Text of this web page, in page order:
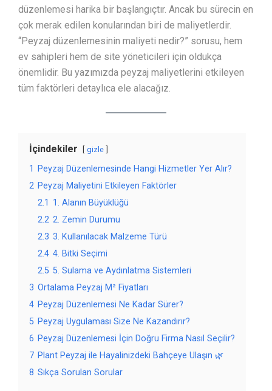
düzenlemesi harika bir başlangıçtır. Ancak bu sürecin en
çok merak edilen konularından biri de maliyetlerdir.
“Peyzaj düzenlemesinin maliyeti nedir?” sorusu, hem
ev sahipleri hem de site yöneticileri için oldukça
önemlidir. Bu yazımızda peyzaj maliyetlerini etkileyen
tüm faktörleri detaylıca ele alacağız.
İçindekiler gizle
1
Peyzaj Düzenlemesinde Hangi Hizmetler Yer Alır?
2 Peyzaj Maliyetini Etkileyen Faktörler
2.1 1. Alanın Büyüklüğü
2.2 2. Zemin Durumu
2.3 3. Kullanılacak Malzeme Türü
2.4 4. Bitki Seçimi
2.5 5. Sulama ve Aydınlatma Sistemleri
3 Ortalama Peyzaj M² Fiyatları
4 Peyzaj Düzenlemesi Ne Kadar Sürer?
5 Peyzaj Uygulaması Size Ne Kazandırır?
6 Peyzaj Düzenlemesi İçin Doğru Firma Nasıl Seçilir?
7 Plant Peyzaj ile Hayalinizdeki Bahçeye Ulaşın 🌿
8 Sıkça Sorulan Sorular